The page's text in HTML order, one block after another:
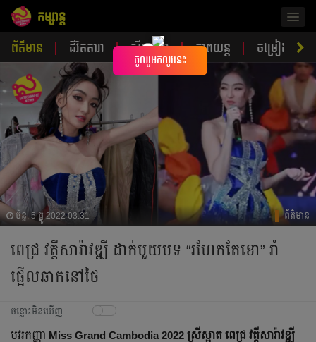
កម្សាន្ត
ព័ត៌មាន ជីវិតតារា ស្ទីលតារា ភាពយន្ត ចម្រៀង
ច័ន្ទ, 5 ធ្នូ 2022 03:31 ព័ត៌មាន
ពេជ្រ វត្តីសារ៉ាវឌ្ឍី ដាក់មួយបទ “រហែកតែខោ” រាំ
ផ្អើលឆាកនៅថៃ
ចន្លោះមិនឃើញ
បវរកញ្ញា Miss Grand Cambodia 2022 ស្រីស្អាត ពេជ្រ វត្តីសារ៉ាវឌ្ឍី
×
ចូលរួមឥលូវនេះ